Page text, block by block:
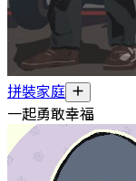
拼裝家庭
一起勇敢幸福